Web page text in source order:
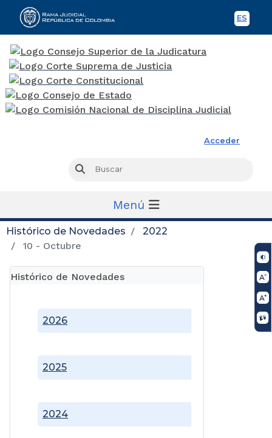
ES
Acceder
Buscar
Menú
Histórico de Novedades
2022
10 - Octubre
Histórico de Novedades
2024
2025
2026